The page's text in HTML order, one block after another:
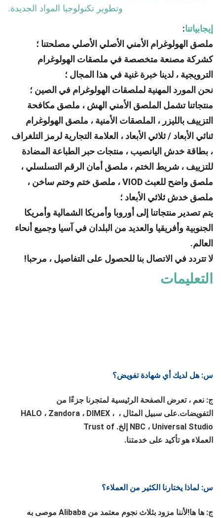
وتطوير تكنولوجيا المواد الجديدة.
إيجابياتنا:
ملصق الهولوغرام الأمني ​​الأصلي الأصلي مصلحتنا ؛
كشركة مصنعة متخصصة في ملصقات الهولوغرام
الترويجية ، لدينا خبرة غنية في هذا المجال ؛
نحن المورد المهنية لملصقات الهولوغرام في الصين ؛
منتجاتنا تشمل الملصق الأمني ​​الهش ، ملصق مكافحة
التزييف بالليزر ، الملصقات الأمنية ، ملصق الهولوغرام
ثنائي الأبعاد / ثلاثي الأبعاد ، العلامة التجارية لرمز التلغراف
، بطاقة خدش اليانصيب ، منتجات حبر الطباعة المضادة
للتزييف ، شريط الختم ، ملصق أمان الرقم التسلسلي ،
ملصق واضح للعبث VIOD ، ملصق ختم وختم ساخن ،
ملصق خدش ثلاثي الأبعاد ؛
يتم تصدير منتجاتنا إلى أوروبا وأمريكا الشمالية وأمريكا
الجنوبية وأفريقيا والعديد من البلدان في آسيا وجميع أنحاء
العالم.
لا تتردد في الاتصال بنا للحصول على التفاصيل ، مرحبا!
التعليمات
س: هل لديك أي شهادة تفويض؟
التفويضات.على سبيل المثال ، HALO ، Zandora ، DIMEX ،
NBC ، Universal Studio إلخ. Trust of
العملاء هو تأكيد على خدمتنا.
س: لماذا يختارنا الكثير من العملاء؟